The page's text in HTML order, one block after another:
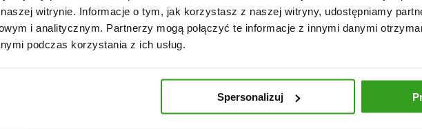
witrynie. Informacje o tym, jak korzystasz z naszej witryny, udostępniamy
i analitycznym. Partnerzy mogą połączyć te informacje z innymi danymi
podczas korzystania z ich usług.
Spersonalizuj
Zainwestuj w nasz pług śnieżny i ciesz się niezawodnym
sprzętem, który sprosta nawet najtrudniejszym warunkom
zimowym! Dzięki funkcji pływającej, możesz cieszyć się w
nierównych powierzchniach.
DANE TECHNICZNE